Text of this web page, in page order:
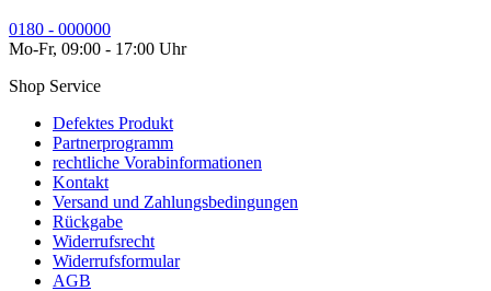
0180 - 000000
Mo-Fr, 09:00 - 17:00 Uhr
Shop Service
Defektes Produkt
Partnerprogramm
rechtliche Vorabinformationen
Kontakt
Versand und Zahlungsbedingungen
Rückgabe
Widerrufsrecht
Widerrufsformular
AGB